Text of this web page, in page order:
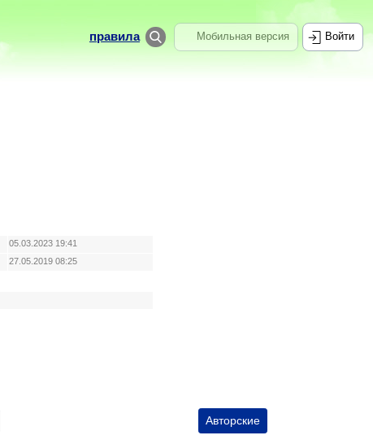
Мобильная версия
правила Войти
05.03.2023 19:41
27.05.2019 08:25
Авторские